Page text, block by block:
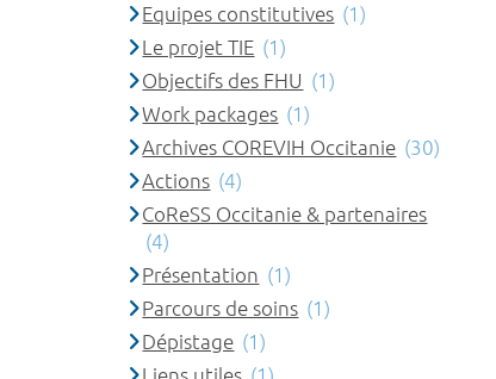
Equipes constitutives (1)
Le projet TIE (1)
Objectifs des FHU (1)
Work packages (1)
Archives COREVIH Occitanie (30)
Actions (4)
CoReSS Occitanie & partenaires
(4)
Présentation (1)
Parcours de soins (1)
Dépistage (1)